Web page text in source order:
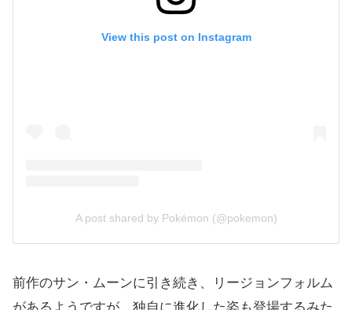
View this post on Instagram
A post shared by Pokémon (@pokemon)
前作のサン・ムーンに引き続き、リージョンフォルム